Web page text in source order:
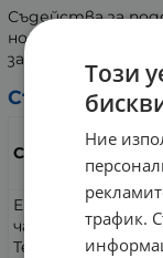
Съдейства за
нормалната
за защита на
Състав:
Съдържание
Екстракт от
част на Бабини
Terrestris)
Този
Ние
трафик.